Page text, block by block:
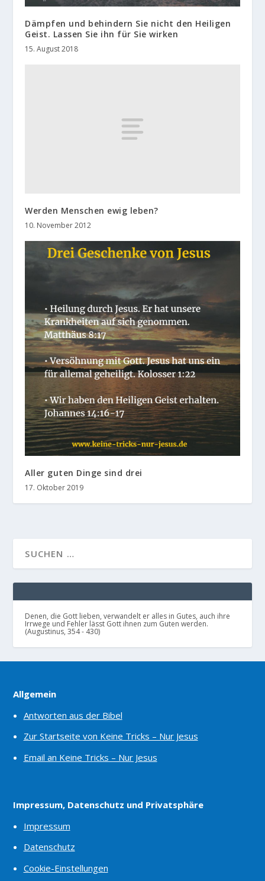
Dämpfen und behindern Sie nicht den Heiligen
Geist. Lassen Sie ihn für Sie wirken
15. August 2018
Werden Menschen ewig leben?
10. November 2012
Aller guten Dinge sind drei
17. Oktober 2019
Denen, die Gott lieben, verwandelt er alles in Gutes, auch ihre
Irrwege und Fehler lässt Gott ihnen zum Guten werden.
(Augustinus, 354 - 430)
Allgemein
Antworten aus der Bibel
Zur Startseite von Keine Tricks – Nur Jesus
Email an Keine Tricks – Nur Jesus
Impressum, Datenschutz und Privatsphäre
Impressum
Datenschutz
Cookie-Einstellungen